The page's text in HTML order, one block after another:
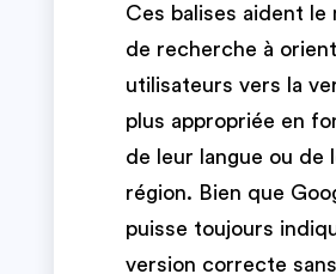
Ces balises aident le
de recherche à
utilisateurs vers la
plus appropriée en
de leur langue ou de
région. Bien que
puisse toujours
version correcte